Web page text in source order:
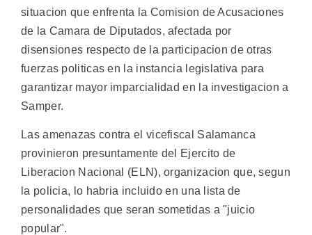
situacion que enfrenta la Comision de Acusaciones
de la Camara de Diputados, afectada por
disensiones respecto de la participacion de otras
fuerzas politicas en la instancia legislativa para
garantizar mayor imparcialidad en la investigacion a
Samper.
Las amenazas contra el vicefiscal Salamanca
provinieron presuntamente del Ejercito de
Liberacion Nacional (ELN), organizacion que, segun
la policia, lo habria incluido en una lista de
personalidades que seran sometidas a "juicio
popular".